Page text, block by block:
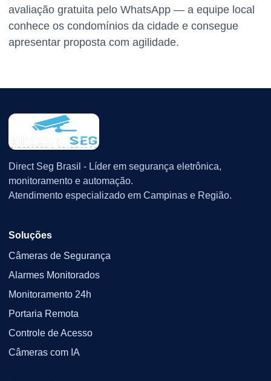
avaliação gratuita pelo WhatsApp — a equipe local
conhece os condomínios da cidade e consegue
apresentar proposta com agilidade.
Direct Seg Brasil - Líder em segurança eletrônica,
monitoramento e automação.
Atendimento especializado em Campinas e Região.
Soluções
Câmeras de Segurança
Alarmes Monitorados
Monitoramento 24h
Portaria Remota
Controle de Acesso
Câmeras com IA